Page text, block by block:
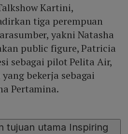
Kartini,
tiga perempuan
yakni Natasha
public figure, Patricia
sebagai pilot Pelita Air,
bekerja sebagai
Pertamina.
tujuan utama Inspiring